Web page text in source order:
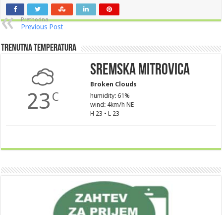
Prethodna
Previous Post
Trenutna Temperatura
23 C
Sremska Mitrovica
Broken Clouds
humidity: 61%
wind: 4km/h NE
H 23 • L 23